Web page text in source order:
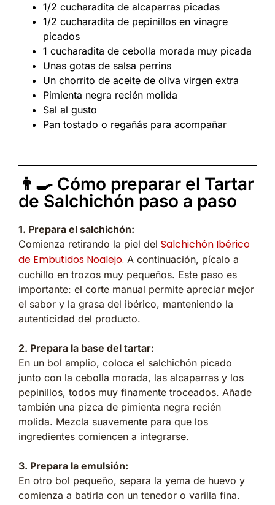
1/2 cucharadita de alcaparras picadas
1/2 cucharadita de pepinillos en vinagre
picados
1 cucharadita de cebolla morada muy picada
Unas gotas de salsa perrins
Un chorrito de aceite de oliva virgen extra
Pimienta negra recién molida
Sal al gusto
Pan tostado o regañás para acompañar
👨‍🍳 Cómo preparar el Tartar
de Salchichón paso a paso
1. Prepara el salchichón:
Comienza retirando la piel del Salchichón Ibérico
de Embutidos Noalejo. A continuación, pícalo a
cuchillo en trozos muy pequeños. Este paso es
importante: el corte manual permite apreciar mejor
el sabor y la grasa del ibérico, manteniendo la
autenticidad del producto.
2. Prepara la base del tartar:
En un bol amplio, coloca el salchichón picado
junto con la cebolla morada, las alcaparras y los
pepinillos, todos muy finamente troceados. Añade
también una pizca de pimienta negra recién
molida. Mezcla suavemente para que los
ingredientes comiencen a integrarse.
3. Prepara la emulsión:
En otro bol pequeño, separa la yema de huevo y
comienza a batirla con un tenedor o varilla fina.